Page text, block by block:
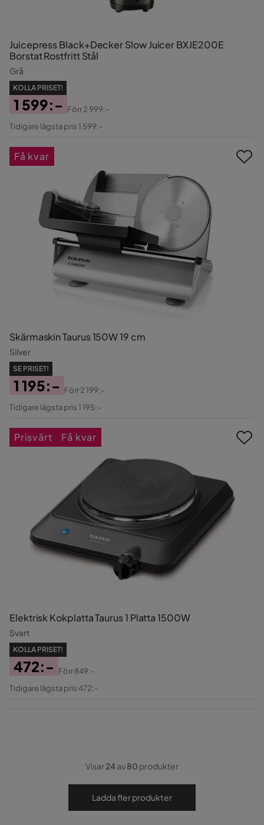
Juicepress Black+Decker Slow Juicer BXJE200E
Borstat Rostfritt Stål
Grå
KOLLA PRISET!
Pris
1 599:-
Original
Förr2 999:-
Tidigare lägsta pris 1 599:-
Skärmaskin Taurus 150W 19 cm
Silver
SE PRISET!
Pris
1 195:-
Original
Förr2 199:-
Tidigare lägsta pris 1 195:-
Få kvar
Elektrisk Kokplatta Taurus 1 Platta 1500W
Svart
KOLLA PRISET!
Pris
472:-
Original
Förr849:-
Tidigare lägsta pris 472:-
Prisvärt Få kvar
Visar24av80 produkter
Ladda fler produkter